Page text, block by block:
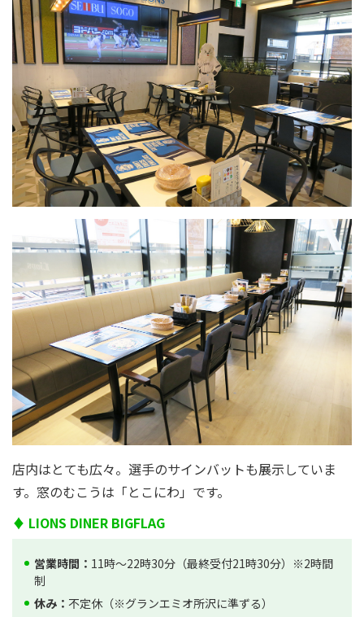
店内はとても広々。選手のサインバットも展示していま
す。窓のむこうは「とこにわ」です。
♦ LIONS DINER BIGFLAG
営業時間： 11時～22時30分（最終受付21時30分）※2時間
制
休み： 不定休（※グランエミオ所沢に準ずる）